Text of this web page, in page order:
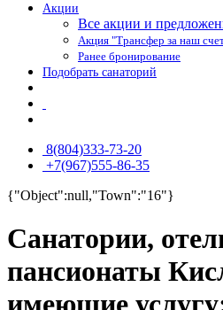
Акции
Все акции и
Акция "Трансфер за наш
Ранее бронирование
Подобрать санаторий
8(804)333-73-20
+7(967)555-86-35
{"Object":null,"Town":"16"}
Санатории,
пансионаты